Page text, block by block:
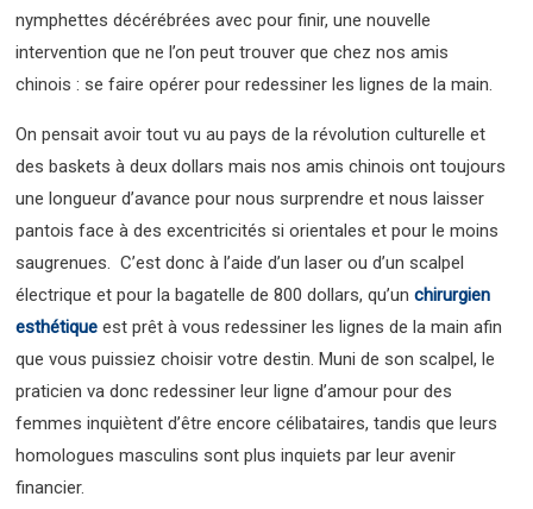
nymphettes décérébrées avec pour finir, une nouvelle
intervention que ne l’on peut trouver que chez nos amis
chinois : se faire opérer pour redessiner les lignes de la main.
On pensait avoir tout vu au pays de la révolution culturelle et
des baskets à deux dollars mais nos amis chinois ont toujours
une longueur d’avance pour nous surprendre et nous laisser
pantois face à des excentricités si orientales et pour le moins
saugrenues. C’est donc à l’aide d’un laser ou d’un scalpel
électrique et pour la bagatelle de 800 dollars, qu’unchirurgien
esthétique est prêt à vous redessiner les lignes de la main afin
que vous puissiez choisir votre destin. Muni de son scalpel, le
praticien va donc redessiner leur ligne d’amour pour des
femmes inquiètent d’être encore célibataires, tandis que leurs
homologues masculins sont plus inquiets par leur avenir
financier.